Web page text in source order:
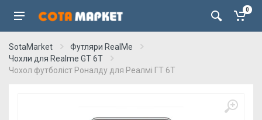
0
SotaMarket
Футляри RealMe
Чохли для Realme GT 6T
Чохол футболіст Роналду для Реалмі ГТ 6Т